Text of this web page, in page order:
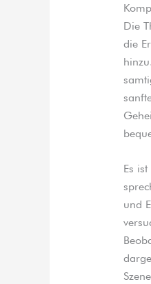
Die
die
Es
und